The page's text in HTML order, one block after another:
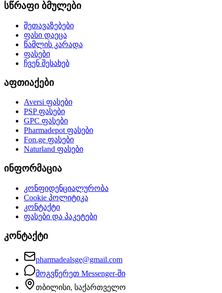
სწრაფი ბმულები
შეთავაზებები
ფასი დაეცა
წამლის კარადა
ფასები
ჩვენ შესახებ
აფთიაქები
Aversi ფასები
PSPფასები
GPC ფასები
Pharmadepotფასები
Fon.ge ფასები
Naturland ფასები
ინფორმაცია
კონფიდენციალურობა
Cookie პოლიტიკა
კონტაქტი
ფასები და პაკეტები
კონტაქტი
pharmadealsge@gmail.com
მოგვწერეთ Messenger-ში
თბილისი, საქართველო